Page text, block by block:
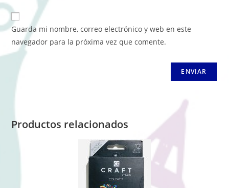
Guarda mi nombre, correo electrónico y web en este
navegador para la próxima vez que comente.
Productos relacionados